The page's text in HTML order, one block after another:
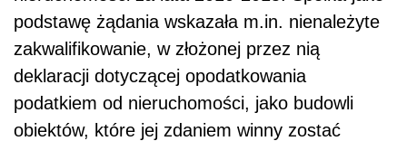
podstawę żądania wskazała m.in. nienależyte
zakwalifikowanie, w złożonej przez nią
deklaracji dotyczącej opodatkowania
podatkiem od nieruchomości, jako budowli
obiektów, które jej zdaniem winny zostać